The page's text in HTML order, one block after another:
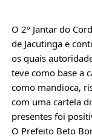
O 2º Jantar do
de Jacutinga e
os quais
teve como base a
como mandioca,
com uma cartela
presentes foi
O Prefeito Beto